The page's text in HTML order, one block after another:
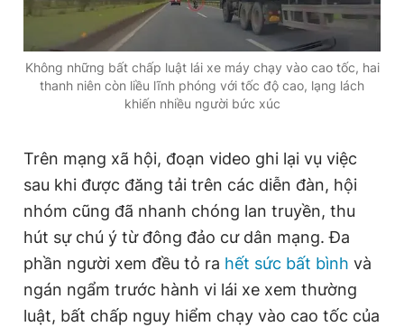
Không những bất chấp luật lái xe máy chạy vào cao tốc, hai
thanh niên còn liều lĩnh phóng với tốc độ cao, lạng lách
khiến nhiều người bức xúc
Trên mạng xã hội, đoạn video ghi lại vụ việc
sau khi được đăng tải trên các diễn đàn, hội
nhóm cũng đã nhanh chóng lan truyền, thu
hút sự chú ý từ đông đảo cư dân mạng. Đa
phần người xem đều tỏ ra hết sức bất bình và
ngán ngẩm trước hành vi lái xe xem thường
luật, bất chấp nguy hiểm chạy vào cao tốc của